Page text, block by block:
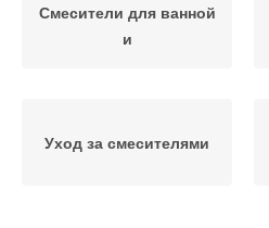
Смесители для ванной
и
Уход за смесителями